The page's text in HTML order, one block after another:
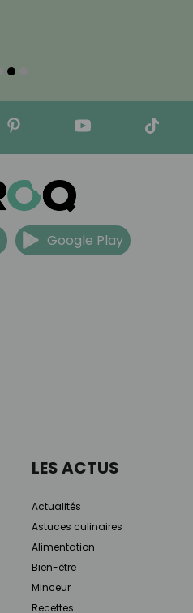
Google Play
LES ACTUS
Actualités
Astuces culinaires
Alimentation
Bien-être
Minceur
Recettes